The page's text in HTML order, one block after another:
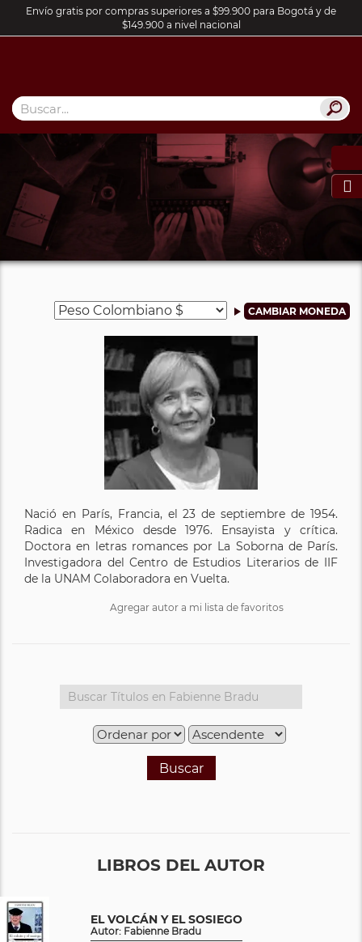
Envío gratis por compras superiores a $99.900 para Bogotá y de
$149.900 a nivel nacional

Nació en París, Francia, el 23 de septiembre de 1954.
Radica en México desde 1976. Ensayista y crítica.
Doctora en letras romances por La Soborna de París.
Investigadora del Centro de Estudios Literarios de IIF
de la UNAM Colaboradora en Vuelta.
Agregar autor a mi lista de favoritos
Buscar
LIBROS DEL AUTOR
EL VOLCÁN Y EL SOSIEGO
Autor: Fabienne Bradu